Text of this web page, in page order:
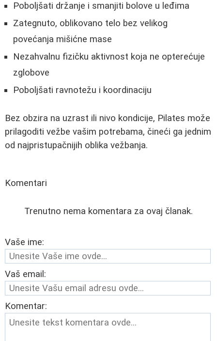
Poboljšati držanje i smanjiti bolove u leđima
Zategnuto, oblikovano telo bez velikog
povećanja mišićne mase
Nezahvalnu fizičku aktivnost koja ne opterećuje
zglobove
Poboljšati ravnotežu i koordinaciju
Bez obzira na uzrast ili nivo kondicije, Pilates može
prilagoditi vežbe vašim potrebama, čineći ga jednim
od najpristupačnijih oblika vežbanja.
Komentari
Trenutno nema komentara za ovaj članak.
Vaše ime:
Vaš email:
Komentar: